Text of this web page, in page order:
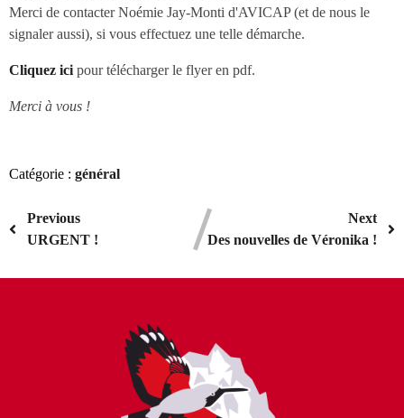
Merci de contacter Noémie Jay-Monti d'AVICAP (et de nous le
signaler aussi), si vous effectuez une telle démarche.
Cliquez ici pour télécharger le flyer en pdf.
Merci à vous !
Catégorie : général
Previous
URGENT !
Next
Des nouvelles de Véronika !